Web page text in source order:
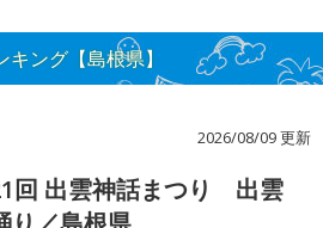
ング【島根県】
2026/08/09 更新
回 出雲神話まつり 出雲